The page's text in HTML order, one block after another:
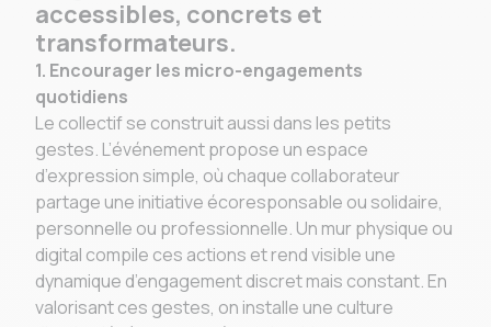
accessibles, concrets et
transformateurs.
1. Encourager les micro-engagements
quotidiens
Le collectif se construit aussi dans les petits
gestes. L’événement propose un espace
d’expression simple, où chaque collaborateur
partage une initiative écoresponsable ou solidaire,
personnelle ou professionnelle. Un mur physique ou
digital compile ces actions et rend visible une
dynamique d’engagement discret mais constant. En
valorisant ces gestes, on installe une culture